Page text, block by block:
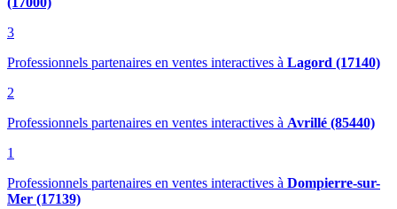
3
Professionnels partenaires en ventes interactives à Lagord (17140)
2
Professionnels partenaires en ventes interactives à Avrillé (85440)
1
Professionnels partenaires en ventes interactives à Dompierre-sur-
Mer (17139)